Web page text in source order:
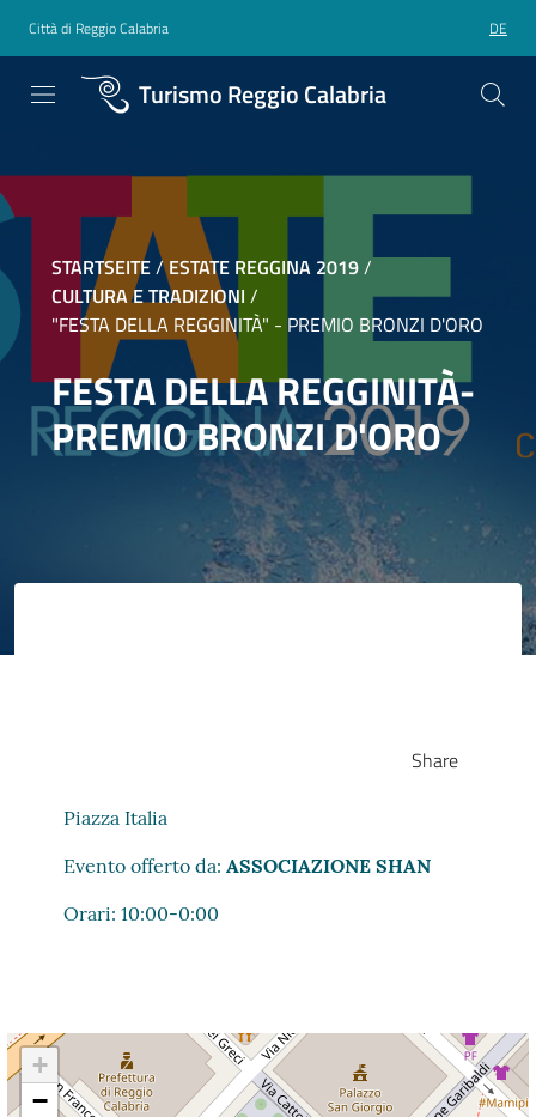
Città di Reggio Calabria DE
Turismo Reggio Calabria
STARTSEITE/ESTATE REGGINA 2019/
CULTURA E TRADIZIONI /
"FESTA DELLA REGGINITÀ" - PREMIO BRONZI D'ORO
FESTA DELLA REGGINITÀ-
PREMIO BRONZI D'ORO
Share
Piazza Italia
Evento offerto da:ASSOCIAZIONE SHAN
Orari: 10:00-0:00
+
−